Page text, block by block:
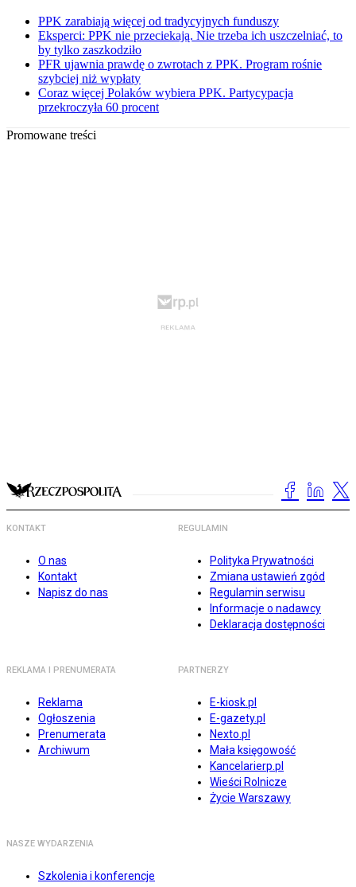
PPK zarabiają więcej od tradycyjnych funduszy
Eksperci: PPK nie przeciekają. Nie trzeba ich uszczelniać, to
by tylko zaszkodziło
PFR ujawnia prawdę o zwrotach z PPK. Program rośnie
szybciej niż wypłaty
Coraz więcej Polaków wybiera PPK. Partycypacja
przekroczyła 60 procent
Promowane treści
KONTAKT
O nas
Kontakt
Napisz do nas
REGULAMIN
Polityka Prywatności
Zmiana ustawień zgód
Regulamin serwisu
Informacje o nadawcy
Deklaracja dostępności
REKLAMA I PRENUMERATA
Reklama
Ogłoszenia
Prenumerata
Archiwum
PARTNERZY
E-kiosk.pl
E-gazety.pl
Nexto.pl
Mała księgowość
Kancelarierp.pl
Wieści Rolnicze
Życie Warszawy
NASZE WYDARZENIA
Szkolenia i konferencje